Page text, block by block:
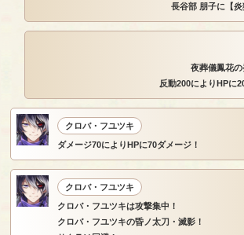
長谷部 朋子に【炎
夜葬儀鳳花の
反動200によりHPに
クロバ・フユツキ
ダメージ70によりHPに70ダメージ！
クロバ・フユツキ
クロバ・フユツキは攻撃集中！
クロバ・フユツキの昏ノ太刀・滅影！